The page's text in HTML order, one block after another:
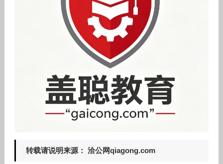
转载请说明来源： 洽公网qiagong.com